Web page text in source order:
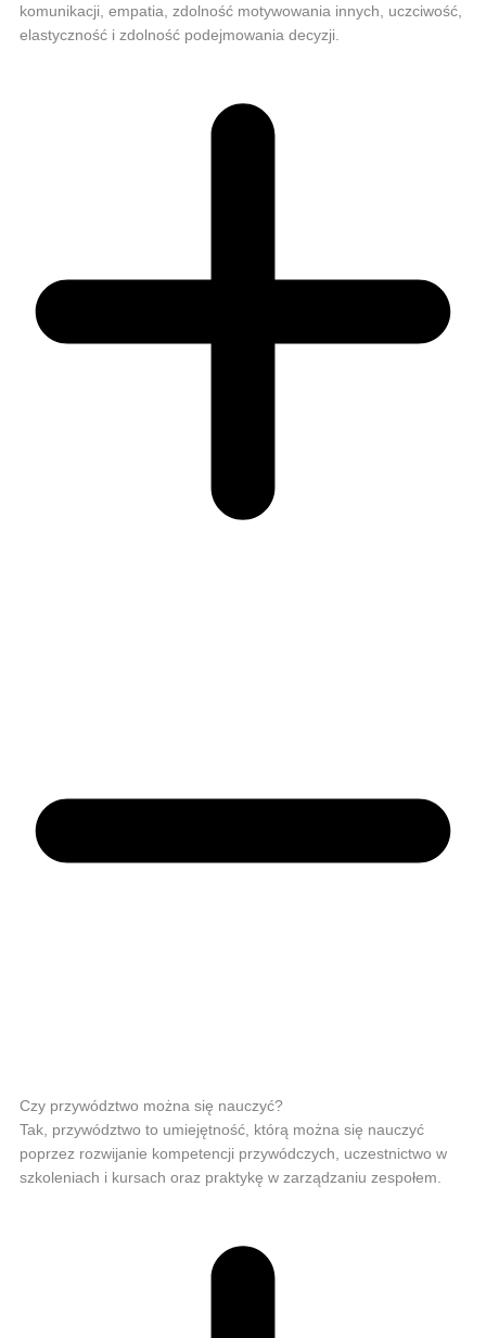
komunikacji, empatia, zdolność motywowania innych, uczciwość,
elastyczność i zdolność podejmowania decyzji.
Czy przywództwo można się nauczyć?
Tak, przywództwo to umiejętność, którą można się nauczyć
poprzez rozwijanie kompetencji przywódczych, uczestnictwo w
szkoleniach i kursach oraz praktykę w zarządzaniu zespołem.